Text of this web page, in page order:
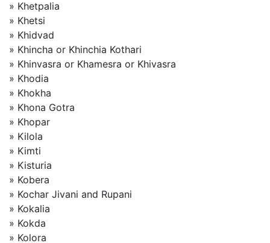
» Khetpalia
» Khetsi
» Khidvad
» Khincha or Khinchia Kothari
» Khinvasra or Khamesra or Khivasra
» Khodia
» Khokha
» Khona Gotra
» Khopar
» Kilola
» Kimti
» Kisturia
» Kobera
» Kochar Jivani and Rupani
» Kokalia
» Kokda
» Kolora